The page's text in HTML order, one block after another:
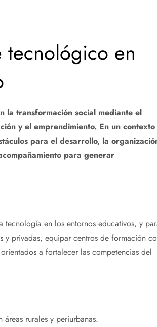
tecnológico en
la transformación social mediante el
y el emprendimiento. En un contexto
para el desarrollo, la
para generar
en los entornos educativos, y
y privadas, equipar centros de formación
a fortalecer las competencias del
rurales y periurbanas.